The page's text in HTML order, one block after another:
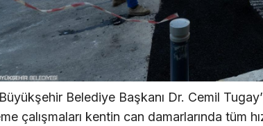
Belediye Başkanı Dr. Cemil
çalışmaları kentin can damarlarında tüm